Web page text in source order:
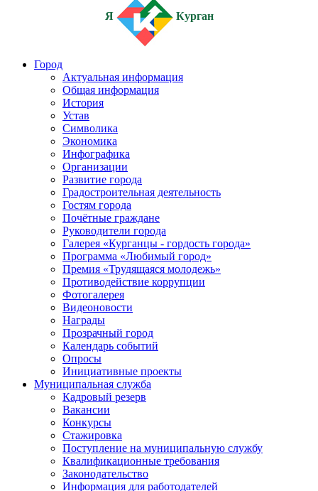
Я Курган
Город
Актуальная информация
Общая информация
История
Устав
Символика
Экономика
Инфографика
Организации
Развитие города
Градостроительная деятельность
Гостям города
Почётные граждане
Руководители города
Галерея «Курганцы - гордость города»
Программа «Любимый город»
Премия «Трудящаяся молодежь»
Противодействие коррупции
Фотогалерея
Видеоновости
Награды
Прозрачный город
Календарь событий
Опросы
Инициативные проекты
Муниципальная служба
Кадровый резерв
Вакансии
Конкурсы
Стажировка
Поступление на муниципальную службу
Квалификационные требования
Законодательство
Информация для работодателей